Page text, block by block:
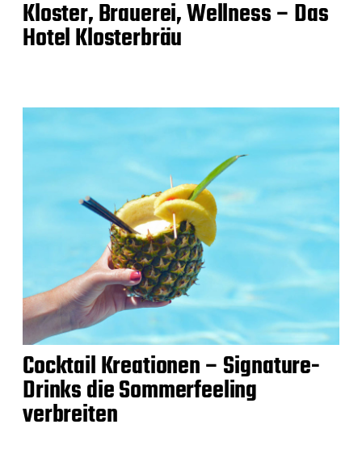
Kloster, Brauerei, Wellness – Das
Hotel Klosterbräu
Cocktail Kreationen – Signature-
Drinks die Sommerfeeling
verbreiten